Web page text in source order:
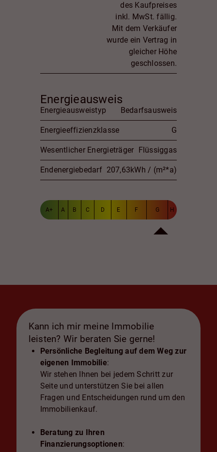
des Kaufpreises
inkl. MwSt. fällig.
Mit dem Verkäufer
wurde ein Vertrag in
gleicher Höhe
geschlossen.
Energieausweis
Energieausweistyp Bedarfsausweis
Energieeffizienzklasse G
Wesentlicher Energieträger Flüssiggas
Endenergiebedarf 207,63kWh / (m²*a)
A+ A B C D E F G H
Kann ich mir meine Immobilie
leisten? Wir beraten Sie gerne!
Persönliche Begleitung auf dem Weg zur
eigenen Immobilie:
Wir stehen Ihnen bei jedem Schritt zur
Seite und unterstützen Sie bei allen
Fragen und Entscheidungen rund um den
Immobilienkauf.
Beratung zu Ihren
Finanzierungsoptionen: